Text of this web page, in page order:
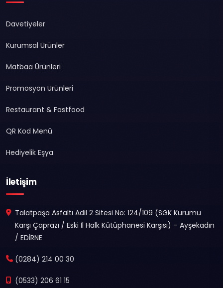
Davetiyeler
Kurumsal Ürünler
Matbaa Ürünleri
Promosyon Ürünleri
Restaurant & Fastfood
QR Kod Menü
Hediyelik Eşya
İletişim
Talatpaşa Asfaltı Adil 2 Sitesi No: 124/109 (SGK Kurumu
Karşı Çaprazı / Eski İl Halk Kütüphanesi Karşısı) – Ayşekadın
/ EDİRNE
(0284) 214 00 30
(0533) 206 61 15